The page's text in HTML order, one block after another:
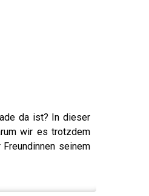
da ist? In dieser
wir es trotzdem
seinem